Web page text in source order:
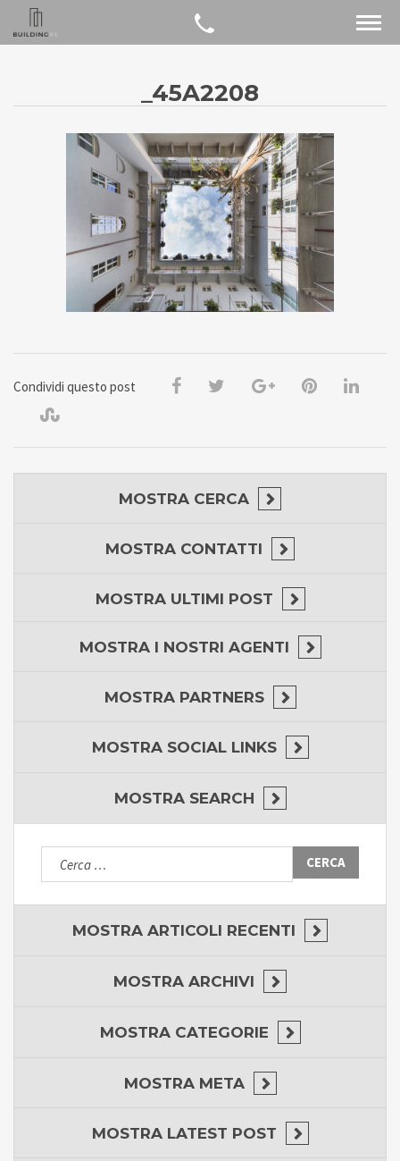
_45A2208
Condividi questo post
MOSTRA CERCA
MOSTRA CONTATTI
MOSTRA ULTIMI POST
MOSTRA I NOSTRI AGENTI
MOSTRA PARTNERS
MOSTRA SOCIAL LINKS
MOSTRA SEARCH
Ricerca
per:
MOSTRA ARTICOLI RECENTI
MOSTRA ARCHIVI
MOSTRA CATEGORIE
MOSTRA META
MOSTRA LATEST POST